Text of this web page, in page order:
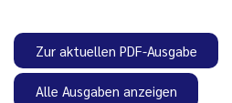
Zur aktuellen PDF-Ausgabe
Alle Ausgaben anzeigen